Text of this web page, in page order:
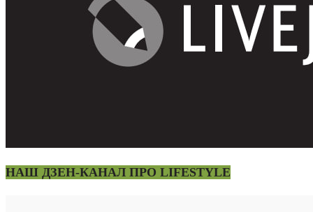
НАШ ДЗЕН-КАНАЛ ПРО LIFESTYLE